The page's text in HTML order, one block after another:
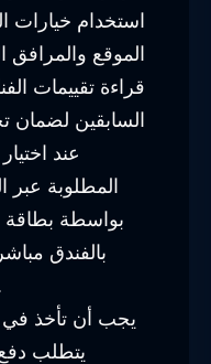
استخدام خيارات
الموقع
قراءة تقييمات
السابقين لضمان
عند
المطلوبة عبر
بواسطة بطاقة
بالفندق
يجب أن تأخذ في
يتطلب